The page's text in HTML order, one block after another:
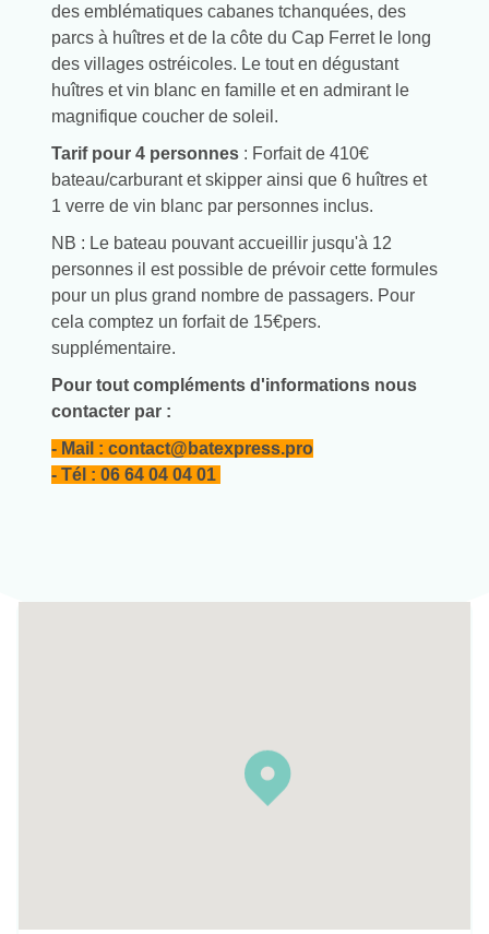
des emblématiques cabanes tchanquées, des
parcs à huîtres et de la côte du Cap Ferret le long
des villages ostréicoles. Le tout en dégustant
huîtres et vin blanc en famille et en admirant le
magnifique coucher de soleil.
Tarif pour 4 personnes : Forfait de 410€
bateau/carburant et skipper ainsi que 6 huîtres et
1 verre de vin blanc par personnes inclus.
NB : Le bateau pouvant accueillir jusqu'à 12
personnes il est possible de prévoir cette formules
pour un plus grand nombre de passagers. Pour
cela comptez un forfait de 15€pers.
supplémentaire.
Pour tout compléments d'informations nous
contacter par :
- Mail : contact@batexpress.pro
- Tél : 06 64 04 04 01